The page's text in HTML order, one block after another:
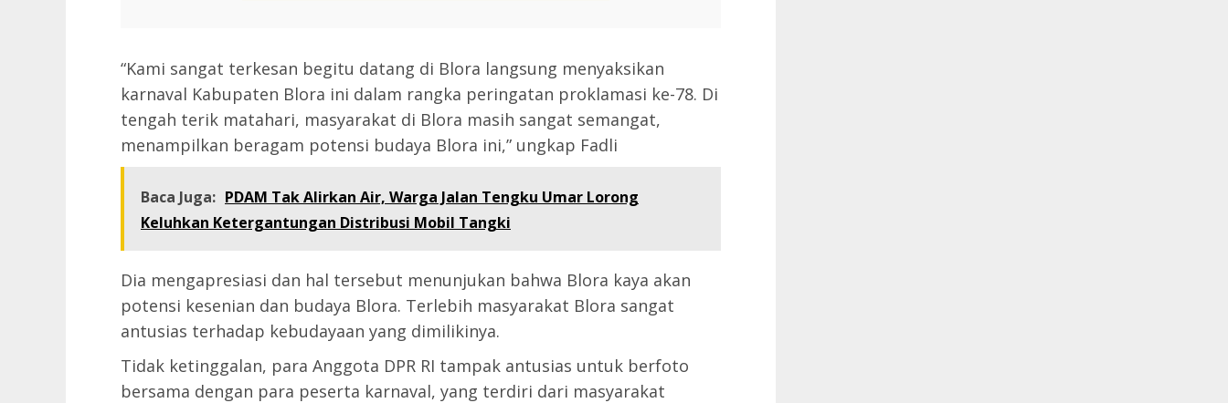
“Kami sangat terkesan begitu datang di Blora langsung menyaksikan
karnaval Kabupaten Blora ini dalam rangka peringatan proklamasi ke-78. Di
tengah terik matahari, masyarakat di Blora masih sangat semangat,
menampilkan beragam potensi budaya Blora ini,” ungkap Fadli
Baca Juga: PDAM Tak Alirkan Air, Warga Jalan Tengku Umar Lorong
Keluhkan Ketergantungan Distribusi Mobil Tangki
Dia mengapresiasi dan hal tersebut menunjukan bahwa Blora kaya akan
potensi kesenian dan budaya Blora. Terlebih masyarakat Blora sangat
antusias terhadap kebudayaan yang dimilikinya.
Tidak ketinggalan, para Anggota DPR RI tampak antusias untuk berfoto
bersama dengan para peserta karnaval, yang terdiri dari masyarakat